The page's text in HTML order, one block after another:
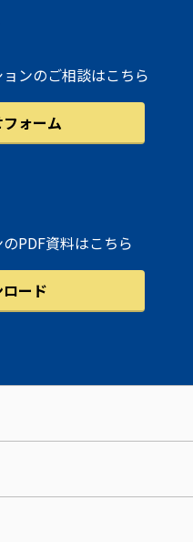
ンのご相談はこちら
ォーム
PDF資料はこちら
ード